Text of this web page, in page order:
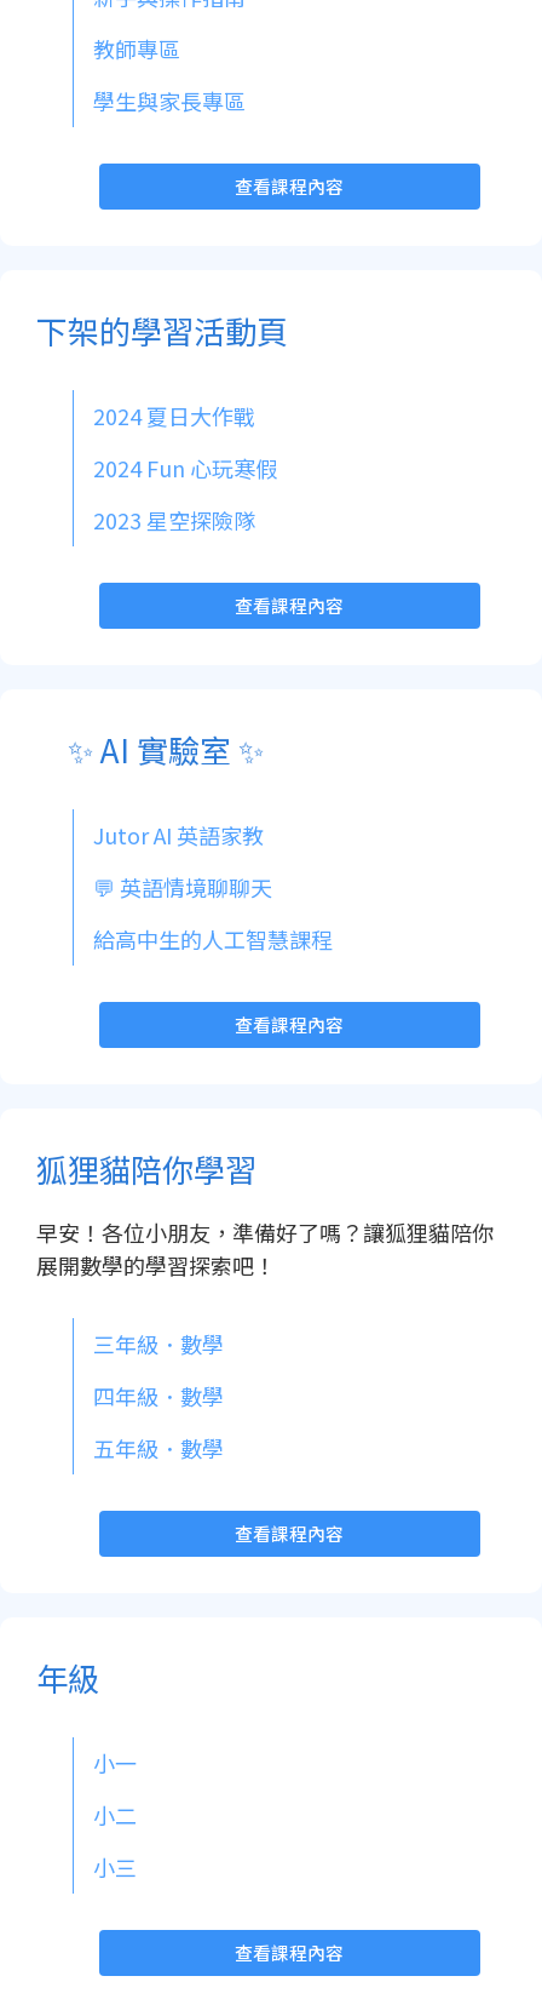
享🙌，給予老師們數位教學的支持哦！
教師專區
學生與家長專區
查看課程內容
下架的學習活動頁
2024 夏日大作戰
2024 Fun 心玩寒假
2023 星空探險隊
查看課程內容
✨ AI 實驗室 ✨
Jutor AI 英語家教
💬 英語情境聊聊天
給高中生的人工智慧課程
查看課程內容
狐狸貓陪你學習
早安！各位小朋友，準備好了嗎？讓狐狸貓陪你
展開數學的學習探索吧！
三年級．數學
四年級．數學
五年級．數學
查看課程內容
年級
小一
小二
小三
查看課程內容